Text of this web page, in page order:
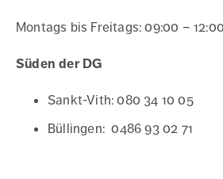
Montags bis Freitags: 09:00 –
Süden der DG
Sankt-Vith: 080 34 10 05
Büllingen: 0486 93 02 71